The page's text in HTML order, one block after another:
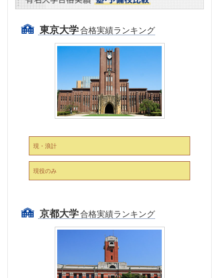
東京大学合格実績ランキング
現・浪計
現役のみ
京都大学合格実績ランキング